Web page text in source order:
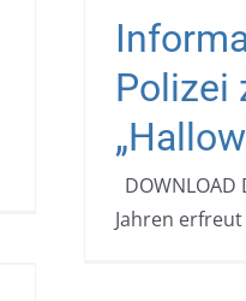
Polizei
DOWNLOAD
Jahren erfreut